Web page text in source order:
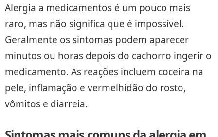
Alergia a medicamentos é um pouco mais
raro, mas não significa que é impossível.
Geralmente os sintomas podem aparecer
minutos ou horas depois do cachorro ingerir o
medicamento. As reações incluem coceira na
pele, inflamação e vermelhidão do rosto,
vômitos e diarreia.